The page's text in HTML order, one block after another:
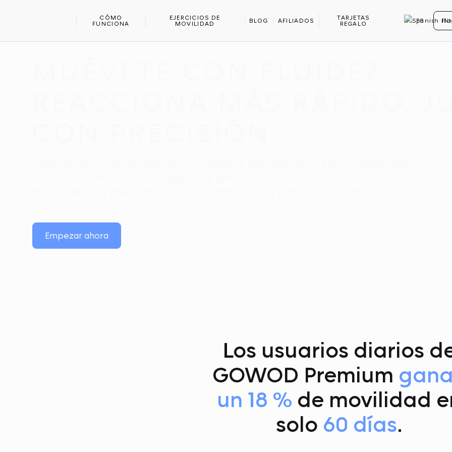
CÓMO
FUNCIONA
EJERCICIOS DE
MOVILIDAD
BLOG AFILIADOS
TARJETAS
REGALO
ES
PICKLEBALL
APLICACIÓN DE MOVILIDAD Y ESTIRAMIENTO PARA PICKLEBALL
Empezar ahora
Los usuarios diarios
GOWOD Premium
un 18 % de movilidad
solo 60 días.